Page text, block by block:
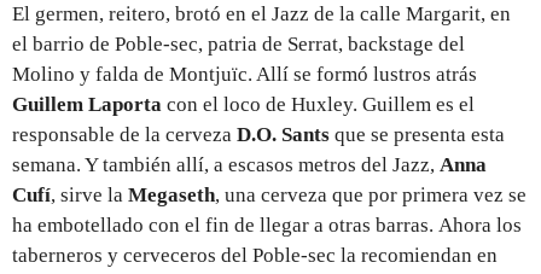
El germen, reitero, brotó en el Jazz de la calle Margarit, en
el barrio de Poble-sec, patria de Serrat, backstage del
Molino y falda de Montjuïc. Allí se formó lustros atrás
Guillem Laporta con el loco de Huxley. Guillem es el
responsable de la cerveza D.O. Sants que se presenta esta
semana. Y también allí, a escasos metros del Jazz, Anna
Cufí, sirve la Megaseth, una cerveza que por primera vez se
ha embotellado con el fin de llegar a otras barras. Ahora los
taberneros y cerveceros del Poble-sec la recomiendan en